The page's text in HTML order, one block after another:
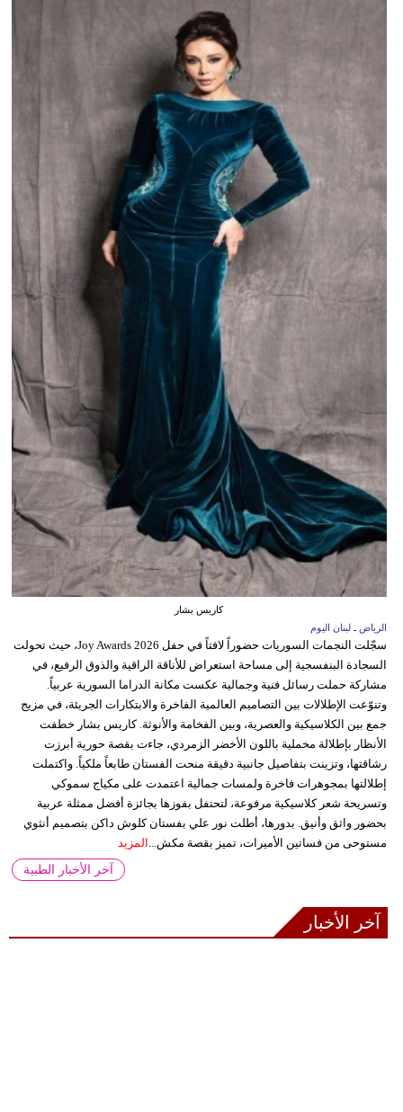
كاريس بشار
الرياض ـ لبنان اليوم
سجّلت النجمات السوريات حضوراً لافتاً في حفل Joy Awards 2026، حيث تحولت
السجادة البنفسجية إلى مساحة استعراض للأناقة الراقية والذوق الرفيع، في
مشاركة حملت رسائل فنية وجمالية عكست مكانة الدراما السورية عربياً.
وتنوّعت الإطلالات بين التصاميم العالمية الفاخرة والابتكارات الجريئة، في مزيج
جمع بين الكلاسيكية والعصرية، وبين الفخامة والأنوثة. كاريس بشار خطفت
الأنظار بإطلالة مخملية باللون الأخضر الزمردي، جاءت بقصة حورية أبرزت
رشاقتها، وتزينت بتفاصيل جانبية دقيقة منحت الفستان طابعاً ملكياً. واكتملت
إطلالتها بمجوهرات فاخرة ولمسات جمالية اعتمدت على مكياج سموكي
وتسريحة شعر كلاسيكية مرفوعة، لتحتفل بفوزها بجائزة أفضل ممثلة عربية
بحضور واثق وأنيق. بدورها، أطلت نور علي بفستان كلوش داكن بتصميم أنثوي
مستوحى من فساتين الأميرات، تميز بقصة مكش...
المزيد
آخر الأخبار الطبية
آخر الأخبار